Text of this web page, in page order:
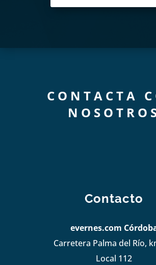
CONTACTA
Contacto
evernes.com
Carretera Palma del Río,
Local 112